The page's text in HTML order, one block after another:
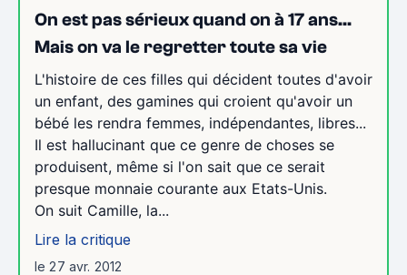
On est pas sérieux quand on à 17 ans...
Mais on va le regretter toute sa vie
L'histoire de ces filles qui décident toutes d'avoir
un enfant, des gamines qui croient qu'avoir un
bébé les rendra femmes, indépendantes, libres...
Il est hallucinant que ce genre de choses se
produisent, même si l'on sait que ce serait
presque monnaie courante aux Etats-Unis.
On suit Camille, la...
Lire la critique
le 27 avr. 2012